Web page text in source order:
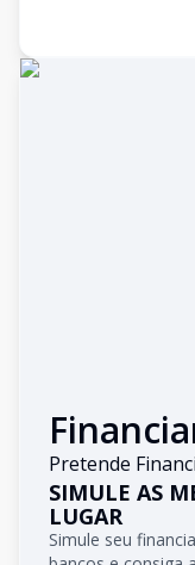
Pretende
SIMULE AS
LUGAR
Simule seu